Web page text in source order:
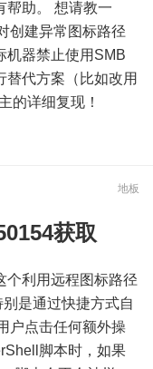
帮助。 想请教一
创建异常图标路径
机器禁止使用SMB
替代方案（比如改用
的详细复现！
地板
获取
个利用远程图标路径
是通过快捷方式自
户点击任何额外操
脚本时，如果